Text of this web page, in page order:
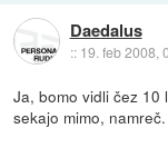
Daedalus
:: 19. feb 2008,
Ja, bomo vidli čez 10
sekajo mimo, namreč.